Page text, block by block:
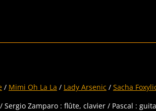
/ Mimi Oh La La / Lady Arsenic / Sacha
Zamparo : flûte, clavier / Pascal :